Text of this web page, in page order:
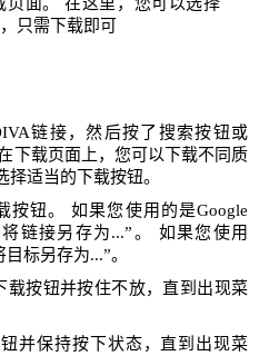
只需下载即可
链接，然后按了搜索按钮或
下载页面上，您可以下载不同质
适当的下载按钮。
按钮。 如果您使用的是Google
链接另存为...”。 如果您使用
标另存为...”。
载按钮并按住不放，直到出现菜
并保持按下状态，直到出现菜